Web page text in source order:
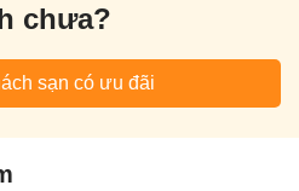
chưa?
sạn có ưu đãi